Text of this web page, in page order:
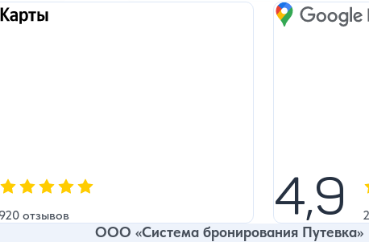
количество звезд:
отзывов
Google Maps
4,9
ООО «Система бронирования Путевка»